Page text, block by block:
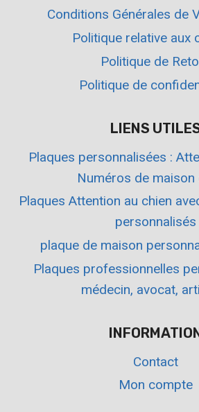
Conditions Générales de
Politique relative aux
Politique de
Politique de
LIENS
Plaques personnalisées :
Numéros de maison
Plaques Attention au chien
personnalisés
plaque de maison
Plaques professionnelles
médecin, avocat,
Contact
Mon compte